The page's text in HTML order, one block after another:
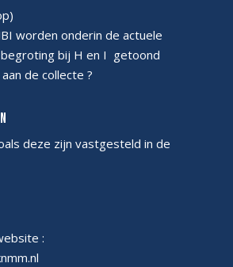
worden onderin de actuele
begroting bij H en I getoond
de collecte ?
deze zijn vastgesteld in de
: